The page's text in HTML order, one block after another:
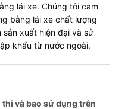
lái xe. Chúng tôi cam
bằng lái xe chất lượng
xuất hiện đại và sử
khẩu từ nước ngoài.
thi và bao sử dụng trên